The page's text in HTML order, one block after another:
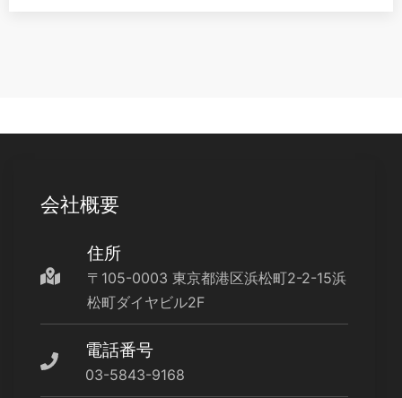
会社概要
住所
〒105-0003 東京都港区浜松町2-2-15浜
松町ダイヤビル2F
電話番号
03-5843-9168